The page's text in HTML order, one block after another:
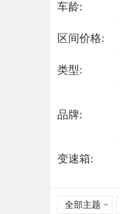
网
车龄:
区间价格:
类型:
品牌:
变速箱:
全部主题